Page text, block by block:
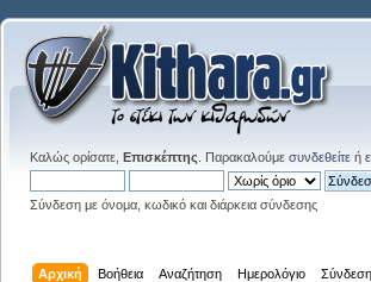
Καλώς ορίσατε, Επισκέπτης . Παρακαλούμε συνδεθείτε ή
Σύνδεση με όνομα, κωδικό και διάρκεια σύνδεσης
Αρχική Βοήθεια Αναζήτηση Ημερολόγιο Σύνδεση